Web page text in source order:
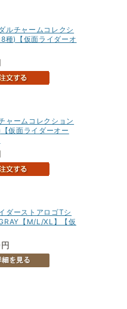
ルチャームコレクシ
8種)【仮面ライダーオ
ャームコレクション
仮面ライダーオー
ダーストアロゴTシ
【M/L/XL】【仮